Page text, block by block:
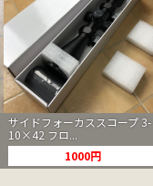
サイドフォーカススコープ 3-
10×42 フロ...
1000円